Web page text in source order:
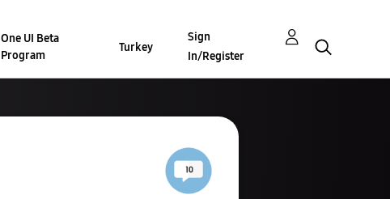
One UI Beta
Program
Turkey
Sign
In/Register